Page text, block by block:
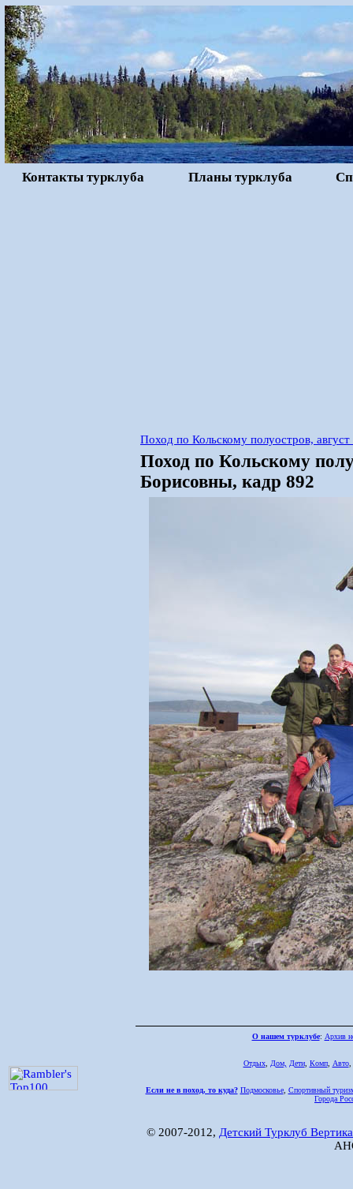
Контакты турклуба Планы турклуба
Поход по Кольскому полуостров,
Поход по Кольскому
Борисовны, кадр 892
О нашем турклубе: Архив
Отдых, Дом, Дети, Комп, Авто,
Если не в поход, то куда? Подмосковье, Спортивный
Города
© 2007-2012, Детский Турклуб